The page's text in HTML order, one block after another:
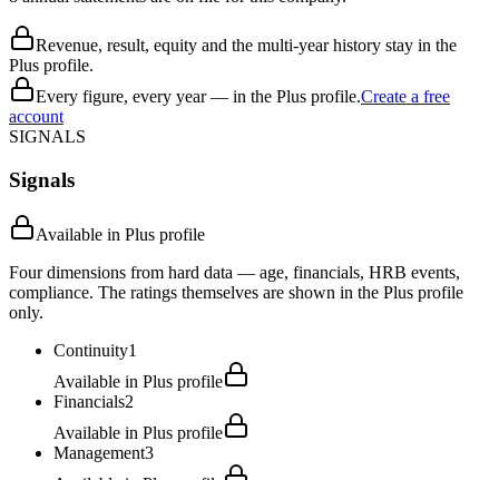
Revenue, result, equity and the multi-year history stay in the
Plus profile.
Every figure, every year — in the Plus profile.Create a free
account
SIGNALS
Signals
Available in Plus profile
Four dimensions from hard data — age, financials, HRB events,
compliance. The ratings themselves are shown in the Plus profile
only.
Continuity1
Available in Plus profile
Financials2
Available in Plus profile
Management3